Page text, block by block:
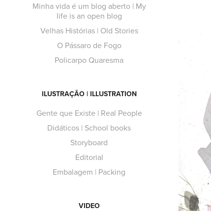
Minha vida é um blog aberto | My
life is an open blog
Velhas Histórias | Old Stories
O Pássaro de Fogo
Policarpo Quaresma
ILUSTRAÇÃO | ILLUSTRATION
Gente que Existe | Real People
Didáticos | School books
Storyboard
Editorial
Embalagem | Packing
VIDEO